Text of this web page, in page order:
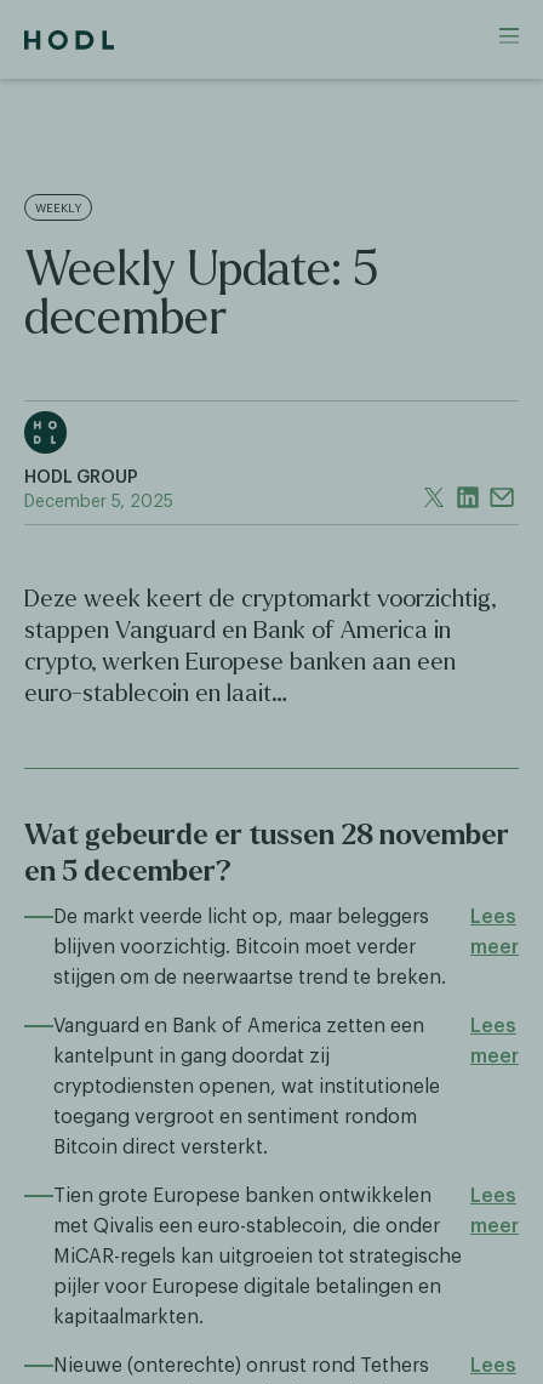
WEEKLY
Weekly Update: 5
december
HODL GROUP
December 5, 2025
Deze week keert de cryptomarkt voorzichtig,
stappen Vanguard en Bank of America in
crypto, werken Europese banken aan een
euro-stablecoin en laait…
Wat gebeurde er tussen 28 november
en 5 december?
De markt veerde licht op, maar beleggers
blijven voorzichtig. Bitcoin moet verder
stijgen om de neerwaartse trend te breken.
Lees
meer
Vanguard en Bank of America zetten een
kantelpunt in gang doordat zij
cryptodiensten openen, wat institutionele
toegang vergroot en sentiment rondom
Bitcoin direct versterkt.
Lees
meer
Tien grote Europese banken ontwikkelen
met Qivalis een euro-stablecoin, die onder
MiCAR-regels kan uitgroeien tot strategische
pijler voor Europese digitale betalingen en
kapitaalmarkten.
Lees
meer
Nieuwe (onterechte) onrust rond Tethers
Lees